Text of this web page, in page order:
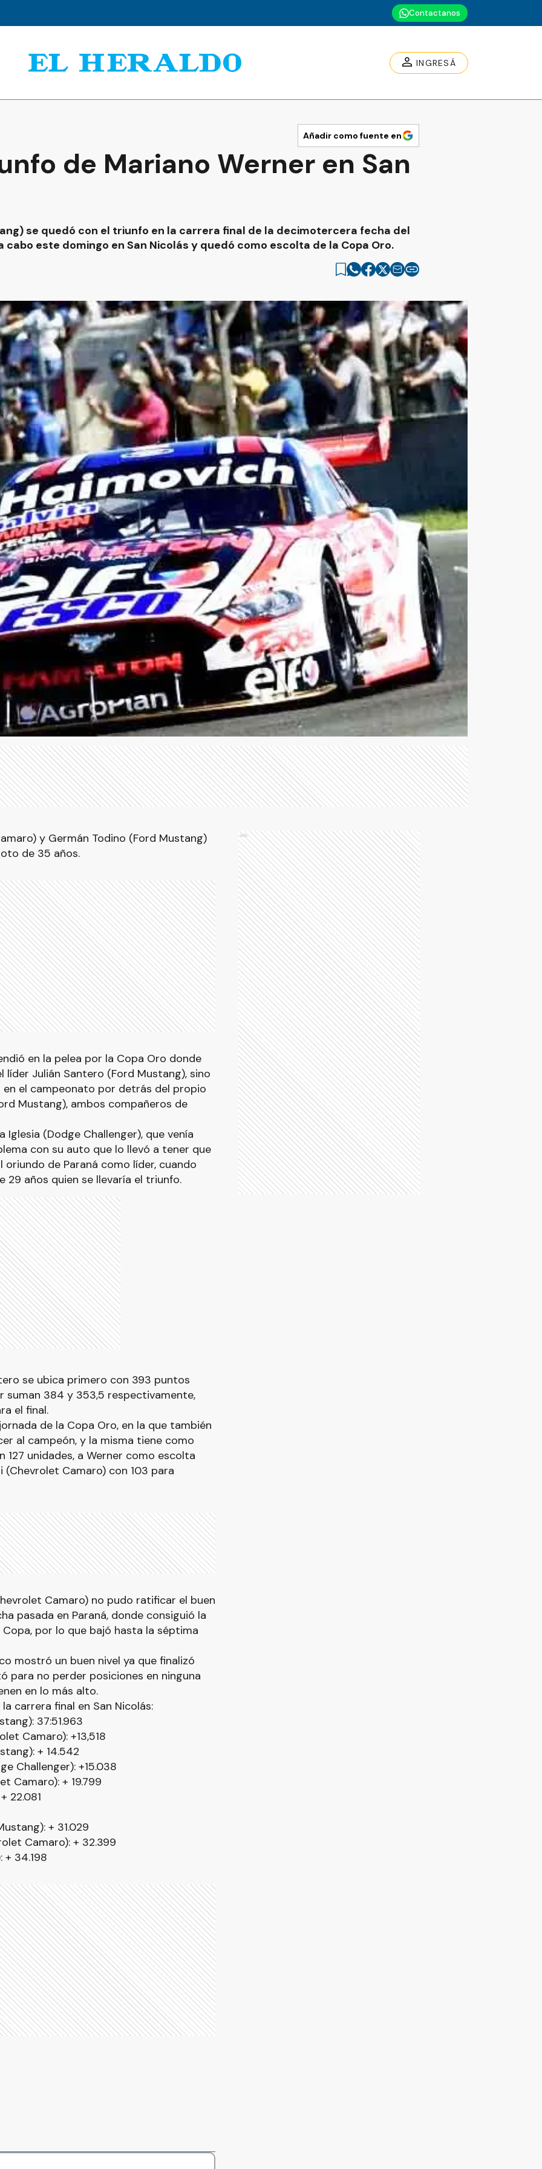
Contactanos
INGRESÁ
Añadir como fuente en
de Mariano Werner en San
se quedó con el triunfo en la carrera final de la decimotercera fecha del
este domingo en San Nicolás y quedó como escolta de la Copa Oro.
y Germán Todino (Ford Mustang)
de 35 años.
en la pelea por la Copa Oro donde
Julián Santero (Ford Mustang), sino
el campeonato por detrás del propio
Mustang), ambos compañeros de
Iglesia (Dodge Challenger), que venía
con su auto que lo llevó a tener que
de Paraná como líder, cuando
29 años quien se llevaría el triunfo.
se ubica primero con 393 puntos
suman 384 y 353,5 respectivamente,
el final.
de la Copa Oro, en la que también
al campeón, y la misma tiene como
unidades, a Werner como escolta
(Chevrolet Camaro) con 103 para
Camaro) no pudo ratificar el buen
pasada en Paraná, donde consiguió la
por lo que bajó hasta la séptima
mostró un buen nivel ya que finalizó
para no perder posiciones en ninguna
en lo más alto.
carrera final en San Nicolás:
37:51.963
Camaro): +13,518
+ 14.542
+15.038
+ 19.799
22.081
+ 31.029
Camaro): + 32.399
34.198
Ads